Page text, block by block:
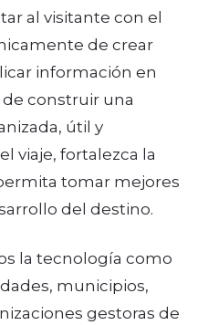
al visitante con el
de crear
información en
de construir una
útil y
viaje, fortalezca la
tomar mejores
del destino.
la tecnología como
municipios,
gestoras de